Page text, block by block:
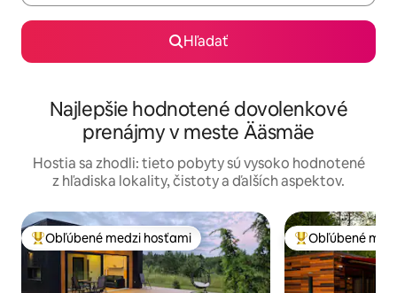
Hľadať
Najlepšie hodnotené dovolenkové
prenájmy v meste Ääsmäe
Hostia sa zhodli: tieto pobyty sú vysoko hodnotené
z hľadiska lokality, čistoty a ďalších aspektov.
Najobľúbenejšie medzi hosťami
Obľúbené medzi hosťami Najobľúbenejšie
Obľúbené